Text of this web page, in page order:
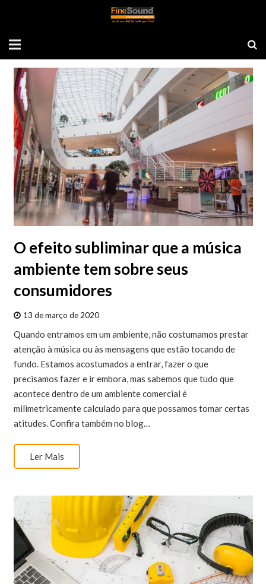
Tag: música ambiente
O efeito subliminar que a música
ambiente tem sobre seus
consumidores
13 de março de 2020
Quando entramos em um ambiente, não costumamos prestar
atenção à música ou às mensagens que estão tocando de
fundo. Estamos acostumados a entrar, fazer o que
precisamos fazer e ir embora, mas sabemos que tudo que
acontece dentro de um ambiente comercial é
milimetricamente calculado para que possamos tomar certas
atitudes. Confira também no blog…
Ler Mais